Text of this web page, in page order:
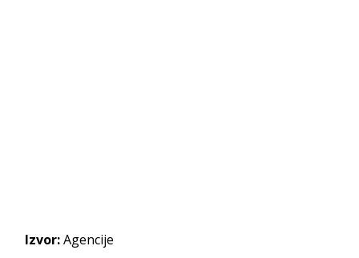
Izvor:Agencije